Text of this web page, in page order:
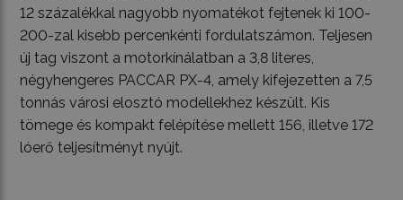
12 százalékkal nagyobb nyomatékot fejtenek ki 100-
200-zal kisebb percenkénti fordulatszámon. Teljesen
új tag viszont a motorkínálatban a 3,8 literes,
négyhengeres PACCAR PX-4, amely kifejezetten a 7,5
tonnás városi elosztó modellekhez készült. Kis
tömege és kompakt felépítése mellett 156, illetve 172
lóerő teljesítményt nyújt.